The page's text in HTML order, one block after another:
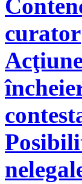
curator